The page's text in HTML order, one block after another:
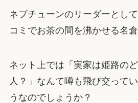
ネプチューンのリーダーとし
コミでお茶の間を沸かせる名倉
ネット上では「実家は姫路の
人？」なんて噂も飛び交って
うなのでしょうか？